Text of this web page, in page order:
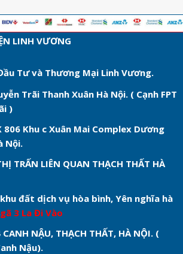
LINH VƯƠNG
Tư và Thương Mại Linh Vương.
Trãi Thanh Xuân Hà Nội. ( Cạnh FPT
)
806 Khu c Xuân Mai Complex Dương
Nội.
TRẤN LIÊN QUAN THẠCH THẤT HÀ
đất dịch vụ hòa bình, Yên nghĩa hà
3 La Đi Vào
CANH NẬU, THẠCH THẤT, HÀ NỘI. (
Nậu).